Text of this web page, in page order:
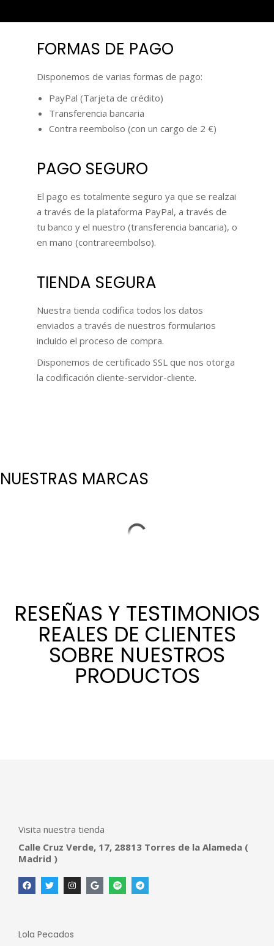
FORMAS DE PAGO
Disponemos de varias formas de pago:
PayPal (Tarjeta de crédito)
Transferencia bancaria
Contra reembolso (con un cargo de 2 €)
PAGO SEGURO
El pago es totalmente seguro ya que se realzai
a través de la plataforma PayPal, a través de
tu banco y el nuestro (transferencia bancaria), o
en mano (contrareembolso).
TIENDA SEGURA
Nuestra tienda codifica todos los datos
enviados a través de nuestros formularios
incluido el proceso de compra.
Disponemos de certificado SSL que nos otorga
la codificación cliente-servidor-cliente.
NUESTRAS MARCAS
RESEÑAS Y TESTIMONIOS
REALES DE CLIENTES
SOBRE NUESTROS
PRODUCTOS
Visita nuestra tienda
Calle Cruz Verde, 17, 28813 Torres de la Alameda (
Madrid )
Lola Pecados